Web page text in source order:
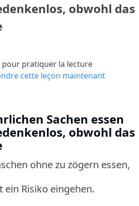
obwohl das
pour pratiquer la lecture
cette leçon maintenant
Sachen essen
obwohl das
ohne zu zögern essen,
Risiko eingehen.